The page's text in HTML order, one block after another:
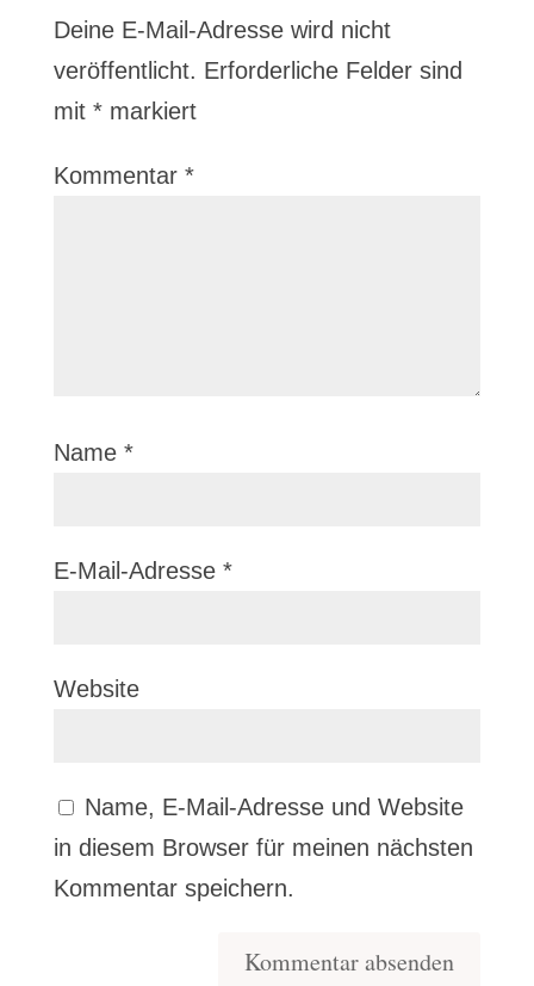
Deine E-Mail-Adresse wird nicht
veröffentlicht. Erforderliche Felder sind
mit *markiert
Kommentar *
Name *
E-Mail-Adresse *
Website
Name, E-Mail-Adresse und Website
in diesem Browser für meinen nächsten
Kommentar speichern.